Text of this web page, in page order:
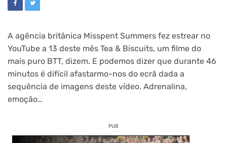
A agência britânica Misspent Summers fez estrear no
YouTube a 13 deste mês Tea & Biscuits, um filme do
mais puro BTT, dizem. E podemos dizer que durante 46
minutos é difícil afastarmo-nos do ecrã dada a
sequência de imagens deste vídeo. Adrenalina,
emoção…
PUB